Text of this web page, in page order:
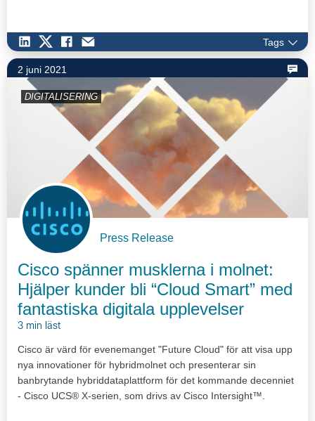
Tags
2 juni 2021
DIGITALISERING
Press Release
Cisco spänner musklerna i molnet:
Hjälper kunder bli “Cloud Smart” med
fantastiska digitala upplevelser
3 min läst
Cisco är värd för evenemanget "Future Cloud" för att visa upp
nya innovationer för hybridmolnet och presenterar sin
banbrytande hybriddataplattform för det kommande decenniet
- Cisco UCS® X-serien, som drivs av Cisco Intersight™.